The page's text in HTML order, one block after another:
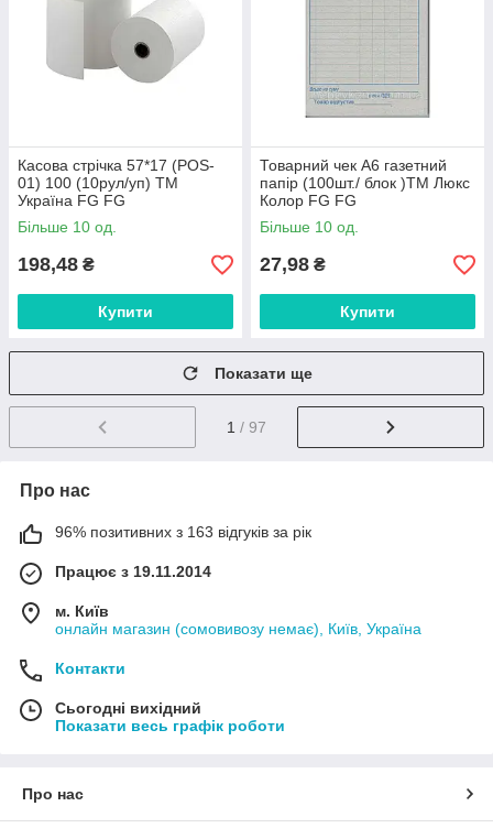
Касова стрічка 57*17 (POS-
01) 100 (10рул/уп) ТМ
Україна FG FG
Більше 10 од.
198,48 ₴
Купити
Товарний чек А6 газетний
папір (100шт./ блок )ТМ Люкс
Колор FG FG
Більше 10 од.
27,98 ₴
Купити
Показати ще
1 / 97
Про нас
96% позитивних з 163 відгуків за рік
Працює з 19.11.2014
м. Київ
онлайн магазин (сомовивозу немає), Київ, Україна
Контакти
Сьогодні вихідний
Показати весь графік роботи
Про нас